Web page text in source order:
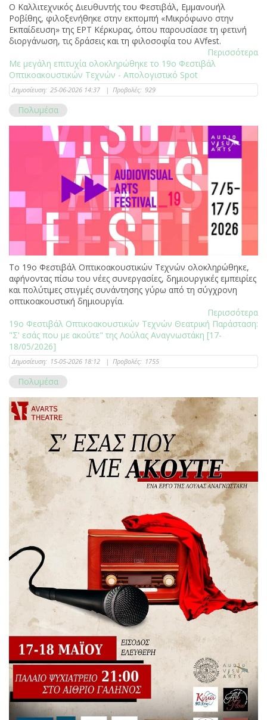
Ο Καλλιτεχνικός Διευθυντής του Φεστιβάλ, Εμμανουήλ
Ροβίθης, φιλοξενήθηκε στην εκπομπή «Μικρόφωνο στην
Εκπαίδευση» της ΕΡΤ Κέρκυρας, όπου παρουσίασε τη φετινή
διοργάνωση, τις δράσεις και τη φιλοσοφία του AVfest.
Περισσότερα
Με μεγάλη επιτυχία ολοκληρώθηκε το 19ο Φεστιβάλ
Οπτικοακουστικών Τεχνών - Απολογιστικό Spot
Δημοσίευση: 25-06-2026 14:37 | Προβολές: 929
Πολυμέσα
Το 19ο Φεστιβάλ Οπτικοακουστικών Τεχνών ολοκληρώθηκε,
αφήνοντας πίσω του νέες συνεργασίες, δημιουργικές εμπειρίες
και πολύτιμες στιγμές συνάντησης γύρω από τη σύγχρονη
οπτικοακουστική δημιουργία.
Περισσότερα
19ο Φεστιβάλ Οπτικοακουστικών Τεχνών Θεατρική Παράσταση:
"Σ' εσάς που με ακούτε" της Λούλας Αναγνωστάκη [17-
18/05/2026]
Δημοσίευση: 15-05-2026 18:12 | Προβολές: 1755
Πολυμέσα